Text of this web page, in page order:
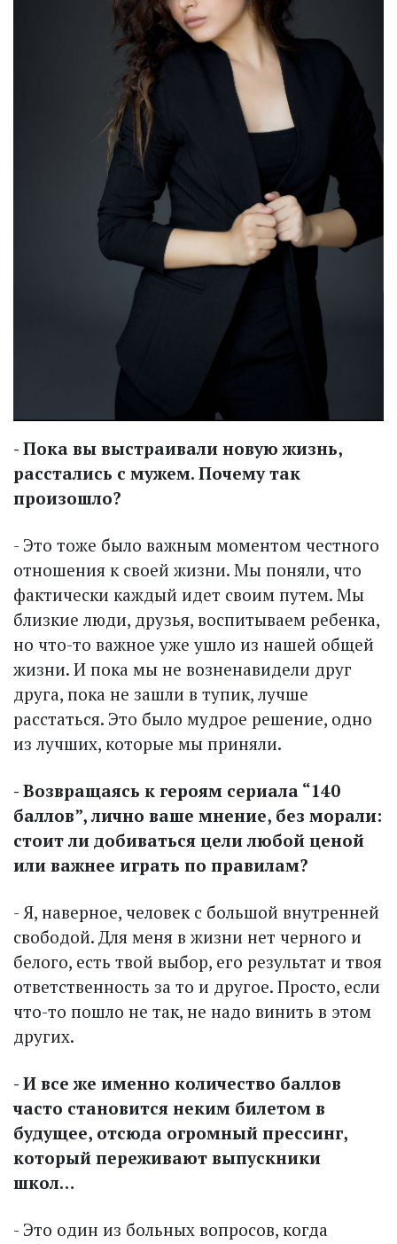
- Пока вы выстраивали новую жизнь,
расстались с мужем. Почему так
произошло?
- Это тоже было важным моментом честного
отношения к своей жизни. Мы поняли, что
фактически каждый идет своим путем. Мы
близкие люди, друзья, воспитываем ребенка,
но что-то важное уже ушло из нашей общей
жизни. И пока мы не возненавидели друг
друга, пока не зашли в тупик, лучше
расстаться. Это было мудрое решение, одно
из лучших, которые мы приняли.
- Возвращаясь к героям сериала “140
баллов”, лично ваше мнение, без морали:
стоит ли добиваться цели любой ценой
или важнее играть по правилам?
- Я, наверное, человек с большой внутренней
свободой. Для меня в жизни нет черного и
белого, есть твой выбор, его результат и твоя
ответственность за то и другое. Просто, если
что-то пошло не так, не надо винить в этом
других.
- И все же именно количество баллов
часто становится неким билетом в
будущее, отсюда огромный прессинг,
который переживают выпускники
школ…
- Это один из больных вопросов, когда